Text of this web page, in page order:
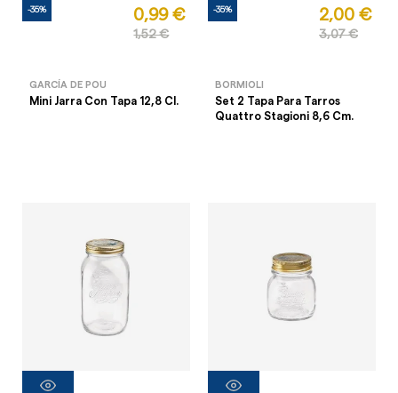
-35% 0,99 €
1,52 €
GARCÍA DE POU
Mini Jarra Con Tapa 12,8 Cl.
-35% 2,00 €
3,07 €
BORMIOLI
Set 2 Tapa Para Tarros
Quattro Stagioni 8,6 Cm.